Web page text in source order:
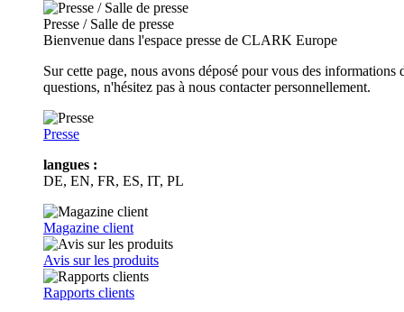
Presse / Salle de presse
Bienvenue dans l'espace presse de CLARK Europe
Sur cette page, nous avons déposé pour vous des
questions, n'hésitez pas à nous contacter personnellement.
Presse
langues :
DE, EN, FR, ES, IT, PL
Magazine client
Avis sur les produits
Rapports clients